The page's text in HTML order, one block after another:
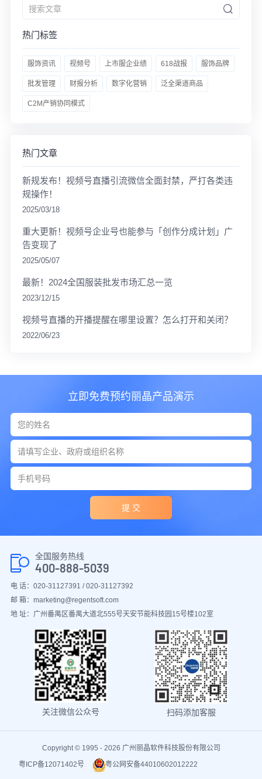
热门标签
服饰资讯 视频号 上市服企业绩 618战报 服饰品牌
批发管理 财报分析 数字化营销 泛全渠道商品
C2M产销协同模式
热门文章
新规发布！视频号直播引流微信全面封禁，严打各类违
规操作！
2025/03/18
重大更新！视频号企业号也能参与「创作分成计划」广
告变现了
2025/05/07
最新！2024全国服装批发市场汇总一览
2023/12/15
视频号直播的开播提醒在哪里设置？怎么打开和关闭？
2022/06/23
立即免费预约丽晶产品演示
提 交
全国服务热线
400-888-5039
电 话：020-31127391 / 020-31127392
邮 箱：marketing@regentsoft.com
地 址：广州番禺区番禺大道北555号天安节能科技园15号楼102室
关注微信公众号 扫码添加客服
Copyright © 1995 - 2026 广州丽晶软件科技股份有限公司
粤ICP备12071402号
粤公网安备44010602012222